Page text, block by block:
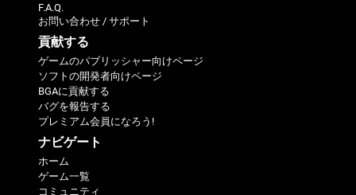
F.A.Q.
お問い合わせ / サポート
貢献する
ゲームのパブリッシャー向けページ
ソフトの開発者向けページ
BGAに貢献する
バグを報告する
プレミアム会員になろう!
ナビゲート
ホーム
ゲーム一覧
コミュニティ